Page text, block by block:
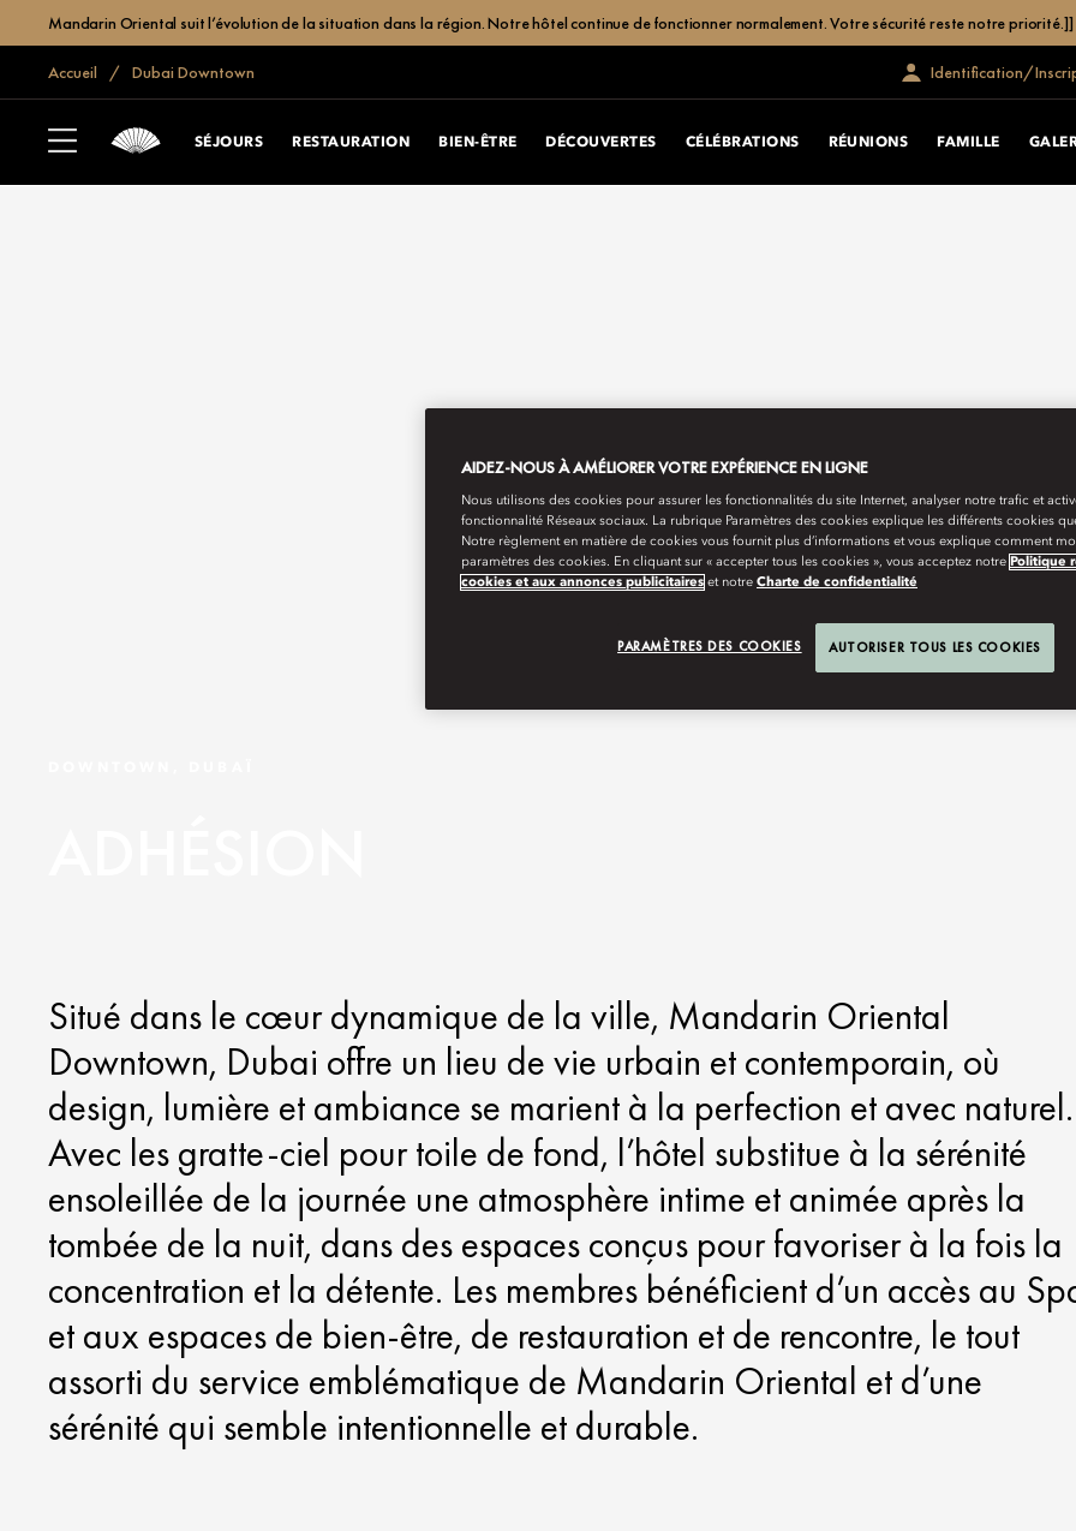
Mandarin Oriental suit l’évolution de la situation dans la région. Notre hôtel continue de fonctionner normalement. Votre sécurité reste notre priorité.]]
Accueil Dubai Downtown Identification/
SÉJOURS RESTAURATION BIEN-ÊTRE DÉCOUVERTES CÉLÉBRATIONS RÉUNIONS FAMILLE
Situé dans le cœur dynamique de la ville, Mandarin Oriental
Downtown, Dubai offre un lieu de vie urbain et contemporain, où
design, lumière et ambiance se marient à la perfection et avec naturel.
Avec les gratte-ciel pour toile de fond, l’hôtel substitue à la sérénité
ensoleillée de la journée une atmosphère intime et animée après la
tombée de la nuit, dans des espaces conçus pour favoriser à la fois la
concentration et la détente. Les membres bénéficient d’un accès au
et aux espaces de bien-être, de restauration et de rencontre, le tout
assorti du service emblématique de Mandarin Oriental et d’une
sérénité qui semble intentionnelle et durable.
AIDEZ-NOUS À AMÉLIORER VOTRE EXPÉRIENCE EN LIGNE
Nous utilisons des cookies pour assurer les fonctionnalités du site Internet, analyser notre trafic et
fonctionnalité Réseaux sociaux. La rubrique Paramètres des cookies explique les différents cookies
Notre règlement en matière de cookies vous fournit plus d’informations et vous explique comment
paramètres des cookies. En cliquant sur « accepter tous les cookies », vous acceptez notre Politique
cookies et aux annonces publicitaires et notre Charte de confidentialité
PARAMÈTRES DES COOKIES AUTORISER TOUS LES COOKIES